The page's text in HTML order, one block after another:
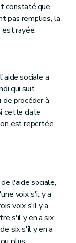
constaté que
pas remplies, la
rayée.
sociale a
qui suit
procéder à
cette date
est reportée
l'aide sociale,
voix s'il y a
voix s'il y a
s'il y en a six
six s'il y en a